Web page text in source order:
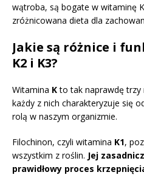
wątroba, są bogate w witaminę
zróżnicowana dieta dla
Jakie są różnice i
K2 i K3?
Witamina Kto tak naprawdę trzy
każdy z nich charakteryzuje się
rolą w naszym organizmie.
Filochinon, czyli witamina K1,
wszystkim z roślin. Jej
prawidłowy proces